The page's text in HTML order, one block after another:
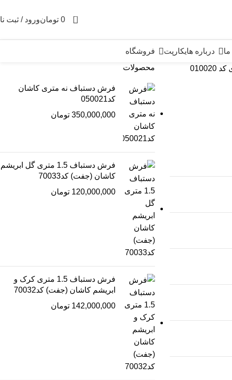
0
0 تومانورود / ثبت
درباره هایکارپت فروشگاه
محصولات
فرش دستباف نه متری کاشان
کد050021
350,000,000 تومان
فرش دستباف 1.5 متری گل ابریشم
کاشان (جفت) کد70033
120,000,000 تومان
فرش دستباف 1.5 متری کرک و
ابریشم کاشان (جفت) کد70032
142,000,000 تومان